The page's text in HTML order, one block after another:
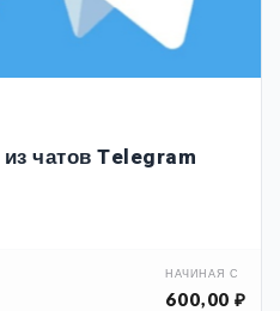
чатов Telegram
НАЧИНАЯ С
600,00 ₽